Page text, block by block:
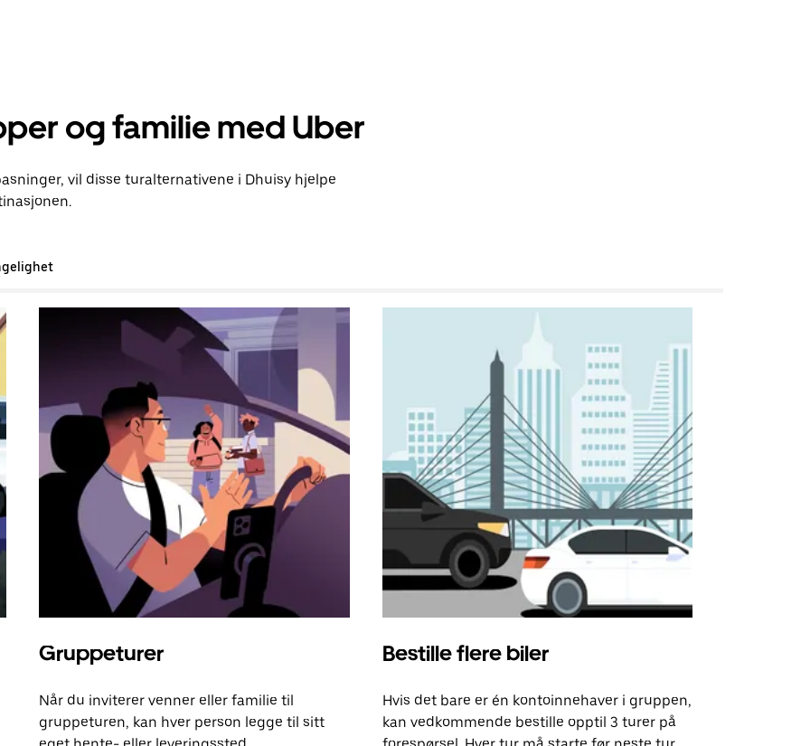
og familie med Uber
vil disse turalternativene i Dhuisy hjelpe
Gruppeturer
Når du inviterer venner eller familie til
gruppeturen, kan hver person legge til sitt
Bestille flere biler
Hvis det bare er én kontoinnehaver i gruppen,
kan vedkommende bestille opptil 3 turer på